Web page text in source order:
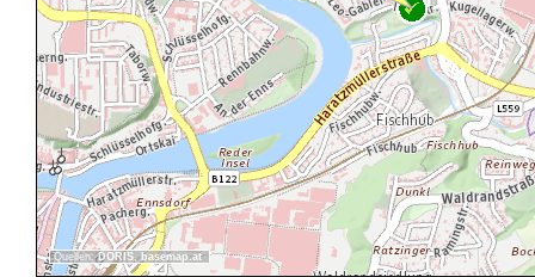
Quellen:DORIS, basemap.at